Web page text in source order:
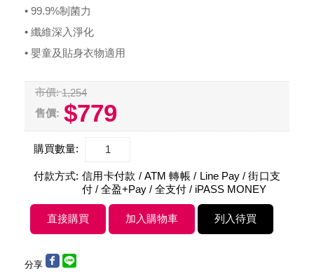
• 99.9%制菌力
• 纖維深入淨化
• 嬰童及貼身衣物適用
市價: 1,254
售價: $779
購買數量:
付款方式: 信用卡付款 / ATM 轉帳 / Line Pay / 街口支
付 / 全盈+Pay / 全支付 / iPASS MONEY
分享